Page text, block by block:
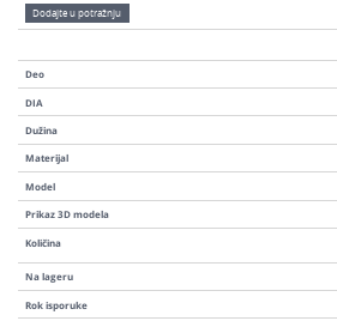
Dodajte u potražnju
Deo
DIA
Dužina
Materijal
Model
Prikaz 3D modela
Količina
Na lageru
Rok isporuke